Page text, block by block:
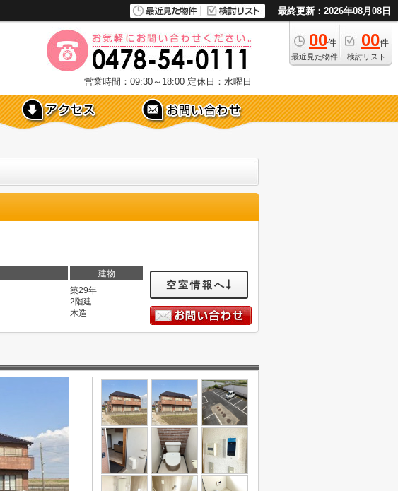
最終更新：2026年08月08日
00件
最近見た物件
00件
検討リスト
営業時間：09:30～18:00 定休日：水曜日
建物
築29年
2階建
木造
空室情報へ